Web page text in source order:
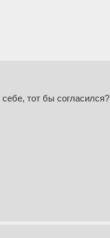
тот бы согласился?